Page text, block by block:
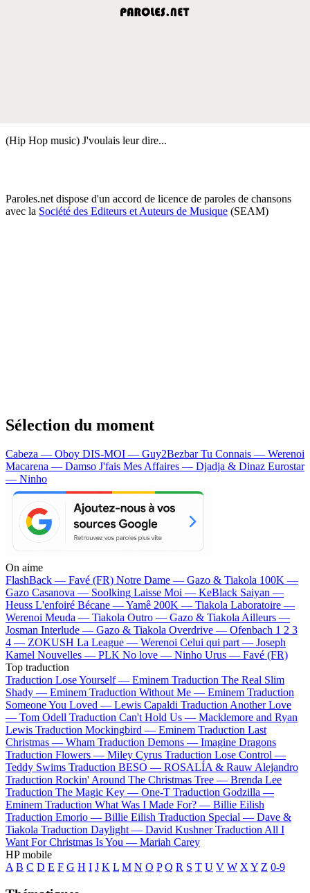
(Hip Hop music) J'voulais leur dire...
Paroles.net dispose d'un accord de licence de paroles de chansons
avec la Société des Editeurs et Auteurs de Musique (SEAM)
Sélection du moment
Cabeza — Oboy DIS-MOI — Guy2BezbarTu Connais — Werenoi
Macarena — Damso J'fais Mes Affaires — Djadja & Dinaz Eurostar
— Ninho
On aime
FlashBack — Favé (FR) Notre Dame — Gazo & Tiakola 100K —
Gazo Casanova — Soolking Laisse Moi — KeBlack Saiyan —
Heuss L'enfoiré Bécane —Yamê 200K — Tiakola Laboratoire —
Werenoi Meuda — Tiakola Outro — Gazo & TiakolaAilleurs —
Josman Interlude — Gazo & Tiakola Overdrive — Ofenbach 1 2 3
4 — ZOKUSH La League — Werenoi Celui qui part — Joseph
Kamel Nouvelles — PLK No love — Ninho Urus — Favé (FR)
Top traduction
Traduction Lose Yourself — Eminem Traduction The Real Slim
Shady — Eminem Traduction Without Me — Eminem Traduction
Someone You Loved — Lewis Capaldi Traduction Another Love
— Tom Odell Traduction Can't Hold Us — Macklemore and Ryan
Lewis Traduction Mockingbird — Eminem Traduction Last
Christmas — Wham Traduction Demons — Imagine Dragons
Traduction Flowers — Miley Cyrus Traduction Lose Control —
Teddy Swims Traduction BESO — ROSALÍA & Rauw Alejandro
Traduction Rockin' Around The Christmas Tree — Brenda Lee
Traduction The Magic Key — One-T Traduction Godzilla —
Eminem Traduction What Was I Made For? — Billie Eilish
Traduction Emorio — Billie Eilish Traduction Special — Dave &
Tiakola Traduction Daylight — David Kushner Traduction All I
Want For Christmas Is You — Mariah Carey
HP mobile
A B C D E F G H I J K L M N O P Q R S T U V W XY Z 0-9